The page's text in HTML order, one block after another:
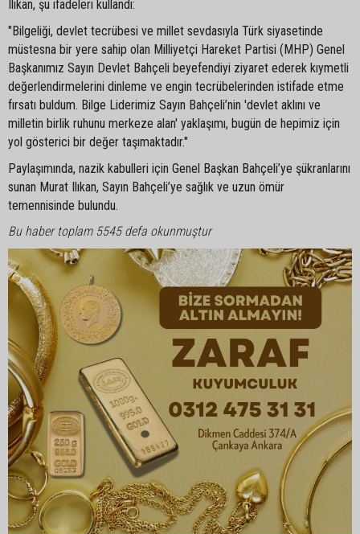
Ilıkan, şu ifadeleri kullandı:
"Bilgeliği, devlet tecrübesi ve millet sevdasıyla Türk siyasetinde
müstesna bir yere sahip olan Milliyetçi Hareket Partisi (MHP) Genel
Başkanımız Sayın Devlet Bahçeli beyefendiyi ziyaret ederek kıymetli
değerlendirmelerini dinleme ve engin tecrübelerinden istifade etme
fırsatı buldum. Bilge Liderimiz Sayın Bahçeli’nin 'devlet aklını ve
milletin birlik ruhunu merkeze alan' yaklaşımı, bugün de hepimiz için
yol gösterici bir değer taşımaktadır."
Paylaşımında, nazik kabulleri için Genel Başkan Bahçeli’ye şükranlarını
sunan Murat Ilıkan, Sayın Bahçeli’ye sağlık ve uzun ömür
temennisinde bulundu.
Bu haber toplam 5545 defa okunmuştur